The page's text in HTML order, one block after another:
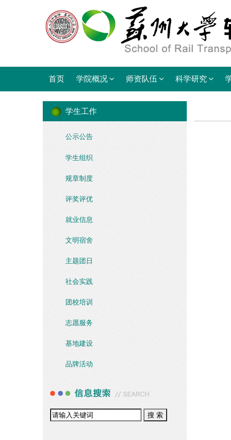
首页 学院概况 师资队伍 科学研究
学生工作
公示公告
学生组织
规章制度
评奖评优
就业信息
文明宿舍
主题团日
社会实践
团校培训
志愿服务
基地建设
品牌活动